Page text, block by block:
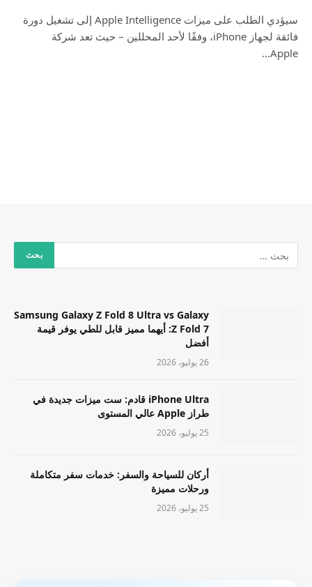
سيؤدي الطلب على ميزات Apple Intelligence إلى تشغيل دورة
فائقة لجهاز iPhone، وفقًا لأحد المحللين – حيث تعد شركة
Apple…
Samsung Galaxy Z Fold 8 Ultra vs Galaxy
Z Fold 7: أيهما مميز قابل للطي يوفر قيمة
أفضل
26 يوليو، 2026
iPhone Ultra قادم: ست ميزات جديدة في
طراز Apple عالي المستوى
25 يوليو، 2026
أركان للسياحة والسفر: خدمات سفر متكاملة
ورحلات مميزة
25 يوليو، 2026